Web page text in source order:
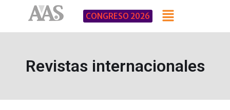
CONGRESO 2026
Revistas internacionales